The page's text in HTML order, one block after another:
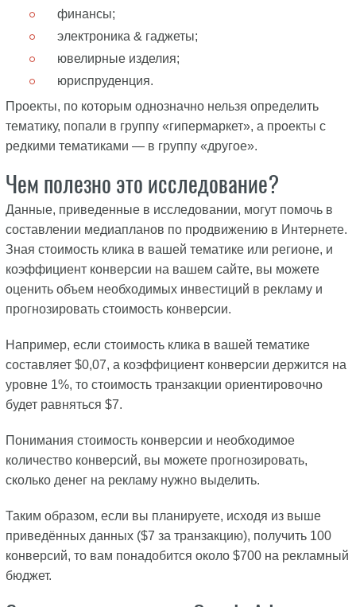
финансы;
электроника & гаджеты;
ювелирные изделия;
юриспруденция.
Проекты, по которым однозначно нельзя определить
тематику, попали в группу «гипермаркет», а проекты с
редкими тематиками — в группу «другое».
Чем полезно это исследование?
Данные, приведенные в исследовании, могут помочь в
составлении медиапланов по продвижению в Интернете.
Зная стоимость клика в вашей тематике или регионе, и
коэффициент конверсии на вашем сайте, вы можете
оценить объем необходимых инвестиций в рекламу и
прогнозировать стоимость конверсии.
Например, если стоимость клика в вашей тематике
составляет $0,07, а коэффициент конверсии держится на
уровне 1%, то стоимость транзакции ориентировочно
будет равняться $7.
Понимания стоимость конверсии и необходимое
количество конверсий, вы можете прогнозировать,
сколько денег на рекламу нужно выделить.
Таким образом, если вы планируете, исходя из выше
приведённых данных ($7 за транзакцию), получить 100
конверсий, то вам понадобится около $700 на рекламный
бюджет.